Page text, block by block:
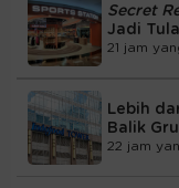
Secret
Jadi
21 jam
Lebih
Balik
22 jam